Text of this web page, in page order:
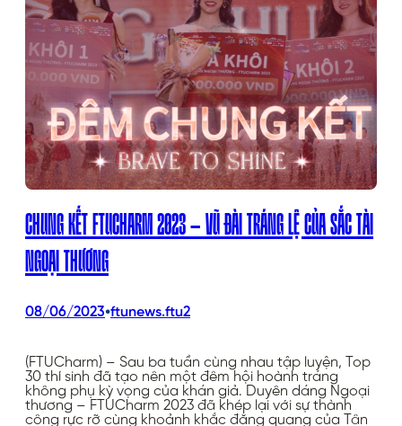
CHUNG KẾT FTUCHARM 2023 – VŨ ĐÀI TRÁNG LỆ CỦA SẮC TÀI
NGOẠI THƯƠNG
08/06/2023•ftunews.ftu2
(FTUCharm) – Sau ba tuần cùng nhau tập luyện, Top
30 thí sinh đã tạo nên một đêm hội hoành tráng
không phụ kỳ vọng của khán giả. Duyên dáng Ngoại
thương – FTUCharm 2023 đã khép lại với sự thành
công rực rỡ cùng khoảnh khắc đăng quang của Tân